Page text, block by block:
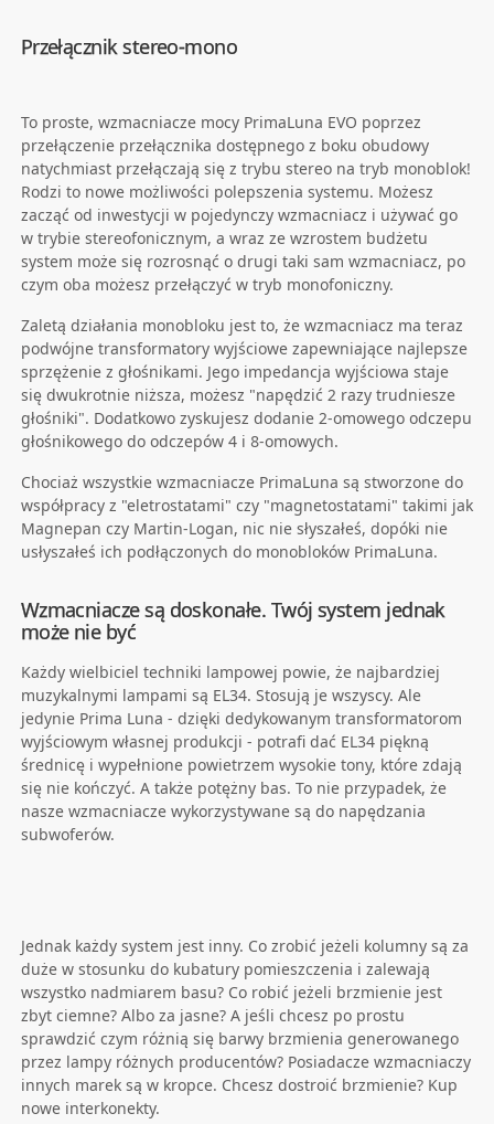
Przełącznik stereo-mono
To proste, wzmacniacze mocy PrimaLuna EVO poprzez
przełączenie przełącznika dostępnego z boku obudowy
natychmiast przełączają się z trybu stereo na tryb monoblok!
Rodzi to nowe możliwości polepszenia systemu. Możesz
zacząć od inwestycji w pojedynczy wzmacniacz i używać go
w trybie stereofonicznym, a wraz ze wzrostem budżetu
system może się rozrosnąć o drugi taki sam wzmacniacz, po
czym oba możesz przełączyć w tryb monofoniczny.
Zaletą działania monobloku jest to, że wzmacniacz ma teraz
podwójne transformatory wyjściowe zapewniające najlepsze
sprzężenie z głośnikami. Jego impedancja wyjściowa staje
się dwukrotnie niższa, możesz "napędzić 2 razy trudniesze
głośniki". Dodatkowo zyskujesz dodanie 2-omowego odczepu
głośnikowego do odczepów 4 i 8-omowych.
Chociaż wszystkie wzmacniacze PrimaLuna są stworzone do
współpracy z "eletrostatami" czy "magnetostatami" takimi jak
Magnepan czy Martin-Logan, nic nie słyszałeś, dopóki nie
usłyszałeś ich podłączonych do monobloków PrimaLuna.
Wzmacniacze są doskonałe. Twój system jednak
może nie być
Każdy wielbiciel techniki lampowej powie, że najbardziej
muzykalnymi lampami są EL34. Stosują je wszyscy. Ale
jedynie Prima Luna - dzięki dedykowanym transformatorom
wyjściowym własnej produkcji - potrafi dać EL34 piękną
średnicę i wypełnione powietrzem wysokie tony, które zdają
się nie kończyć. A także potężny bas. To nie przypadek, że
nasze wzmacniacze wykorzystywane są do napędzania
subwoferów.
Jednak każdy system jest inny. Co zrobić jeżeli kolumny są za
duże w stosunku do kubatury pomieszczenia i zalewają
wszystko nadmiarem basu? Co robić jeżeli brzmienie jest
zbyt ciemne? Albo za jasne? A jeśli chcesz po prostu
sprawdzić czym różnią się barwy brzmienia generowanego
przez lampy różnych producentów? Posiadacze wzmacniaczy
innych marek są w kropce. Chcesz dostroić brzmienie? Kup
nowe interkonekty.